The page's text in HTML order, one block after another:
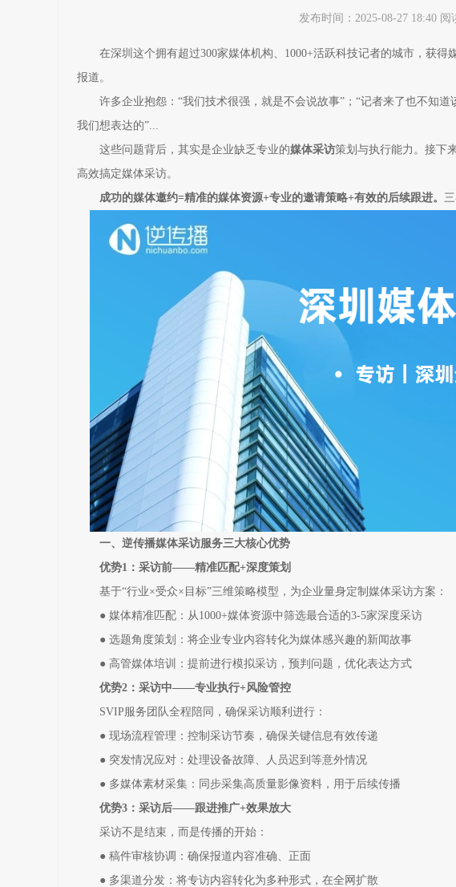
发布时间：2025-08-27 18:40 阅
在深圳这个拥有超过300家媒体机构、1000+活跃科技记者的城市，获
报道。
许多企业抱怨：“我们技术很强，就是不会说故事”；“记者来了也不知
我们想表达的”...
这些问题背后，其实是企业缺乏专业的媒体采访策划与执行能力。接下
高效搞定媒体采访。
成功的媒体邀约=精准的媒体资源+专业的邀请策略+有效的后续跟进。
一、逆传播媒体采访服务三大核心优势
优势1：采访前——精准匹配+深度策划
基于“行业×受众×目标”三维策略模型，为企业量身定制媒体采访方案：
● 媒体精准匹配：从1000+媒体资源中筛选最合适的3-5家深度采访
● 选题角度策划：将企业专业内容转化为媒体感兴趣的新闻故事
● 高管媒体培训：提前进行模拟采访，预判问题，优化表达方式
优势2：采访中——专业执行+风险管控
SVIP服务团队全程陪同，确保采访顺利进行：
● 现场流程管理：控制采访节奏，确保关键信息有效传递
● 突发情况应对：处理设备故障、人员迟到等意外情况
● 多媒体素材采集：同步采集高质量影像资料，用于后续传播
优势3：采访后——跟进推广+效果放大
采访不是结束，而是传播的开始：
● 稿件审核协调：确保报道内容准确、正面
● 多渠道分发：将专访内容转化为多种形式，在全网扩散